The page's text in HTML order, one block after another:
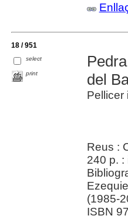
18 / 951
select
print
del
Pellicer
Reus :
240 p. :
(1985-
ISBN